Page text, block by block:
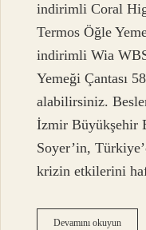
indirimli Coral
Termos Öğle
indirimli Wia
Yemeği Çantası
alabilirsiniz.
İzmir Büyükşehir
Soyer’in,
krizin etkilerini
Devamını okuyun